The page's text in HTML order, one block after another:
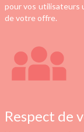
pour vos utilisateurs
de votre offre.
Respect de